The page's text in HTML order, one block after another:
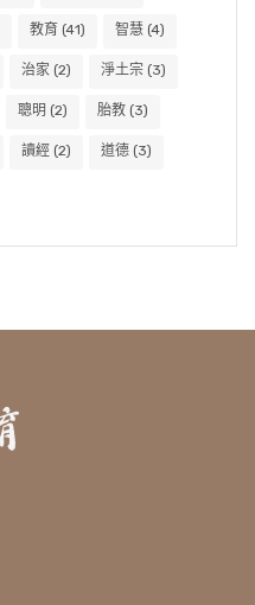
教育 (41) 智慧 (4)
治家 (2) 淨土宗 (3)
聰明 (2) 胎教 (3)
讀經 (2) 道德 (3)